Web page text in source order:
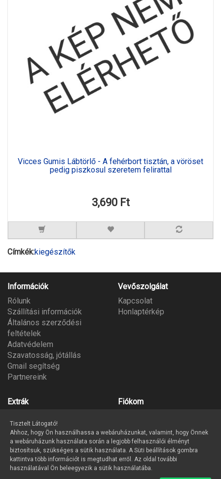
Vicces Gumis Lábtörlő - A fehérbort tisztán, a vöröset
pedig piszkosul szeretem felirattal
3,690 Ft
Címkék:kiegészítők
Információk
Rólunk
Szállítási információk
Általános szerződési
feltételek
Adatvédelem
Szavatosság, jótállás
Gmail segítség
Partnereink
Vevőszolgálat
Kapcsolat
Honlaptérkép
Extrák
Ajándék utalvány
Partner program
Fiókom
Kívánságlista
Hírlevél
Tisztelt Látogató!
Ahhoz, hogy Ön használhassa a webáruházunkat, valamint, hogy Önnek
a webáruházunk használata során a legjobb felhasználói élményt
biztosítsuk, szükséges a sütik használata. A Süti beállítások gombra
kattintva több információt is megtudhat erről. Az oldal további
használatával Ön beleegyezik a sütik használatába.